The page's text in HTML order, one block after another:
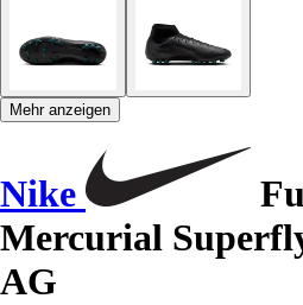
Mehr anzeigen
Nike
Mercurial
AG